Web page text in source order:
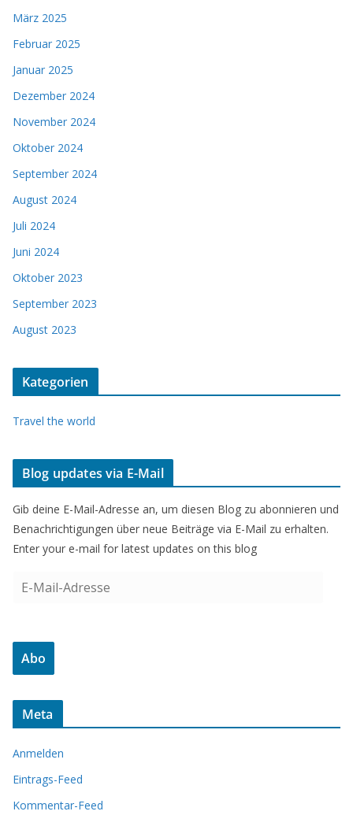
März 2025
Februar 2025
Januar 2025
Dezember 2024
November 2024
Oktober 2024
September 2024
August 2024
Juli 2024
Juni 2024
Oktober 2023
September 2023
August 2023
Kategorien
Travel the world
Blog updates via E-Mail
Gib deine E-Mail-Adresse an, um diesen Blog zu abonnieren und
Benachrichtigungen über neue Beiträge via E-Mail zu erhalten.
Enter your e-mail for latest updates on this blog
a
l
-
r
e
Abo
Meta
Anmelden
Eintrags-Feed
Kommentar-Feed